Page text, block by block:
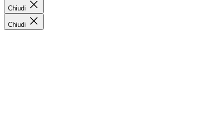
Chiudi
Chiudi